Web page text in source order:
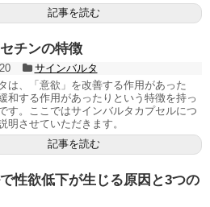
記事を読む
チンの特徴
サインバルタ
は、「意欲」を改善する作用があった
和する作用があったりという特徴を持っ
す。ここではサインバルタカプセルにつ
明させていただきます。
記事を読む
性欲低下が生じる原因と3つの